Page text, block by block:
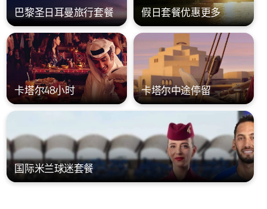
巴黎圣日耳曼旅行套餐 假日套餐优惠更多
卡塔尔48小时 卡塔尔中途停留
国际米兰球迷套餐